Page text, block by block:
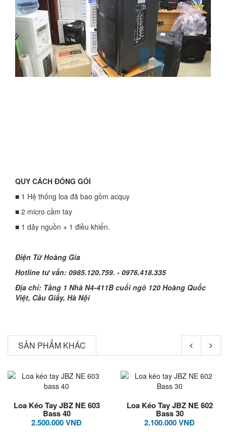
QUY CÁCH ĐÓNG GÓI
■ 1 Hệ thống loa đã bao gồm acquy
■ 2 micro cầm tay
■ 1 dây nguồn + 1 điều khiển.
Điện Tử Hoàng Gia
Hotline tư vấn: 0985.120.759. - 0976.418.335
Địa chỉ: Tầng 1 Nhà N4-411B cuối ngõ 120 Hoàng Quốc
Việt, Cầu Giấy, Hà Nội
SẢN PHẨM KHÁC
Loa Kéo Tay JBZ NE 603
Bass 40
2.500.000 VNĐ
Loa Kéo Tay JBZ NE 602
Bass 30
2.100.000 VNĐ